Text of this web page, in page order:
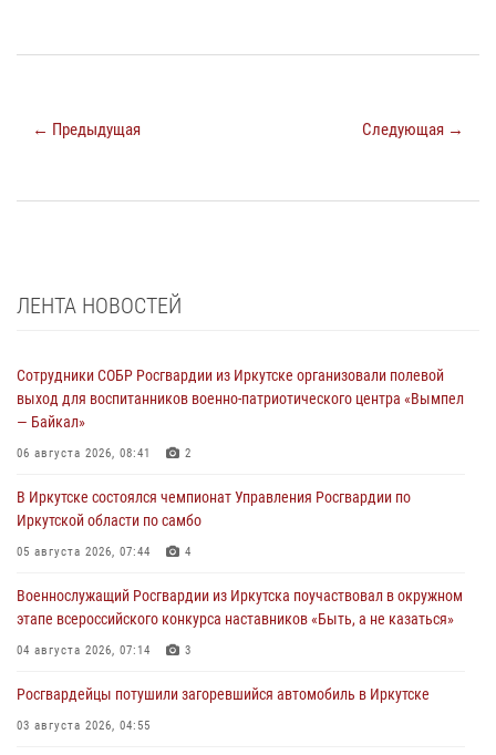
← Предыдущая Следующая →
ЛЕНТА НОВОСТЕЙ
Сотрудники СОБР Росгвардии из Иркутске организовали полевой
выход для воспитанников военно-патриотического центра «Вымпел
— Байкал»
06 августа 2026, 08:41 2
В Иркутске состоялся чемпионат Управления Росгвардии по
Иркутской области по самбо
05 августа 2026, 07:44 4
Военнослужащий Росгвардии из Иркутска поучаствовал в окружном
этапе всероссийского конкурса наставников «Быть, а не казаться»
04 августа 2026, 07:14 3
Росгвардейцы потушили загоревшийся автомобиль в Иркутске
03 августа 2026, 04:55